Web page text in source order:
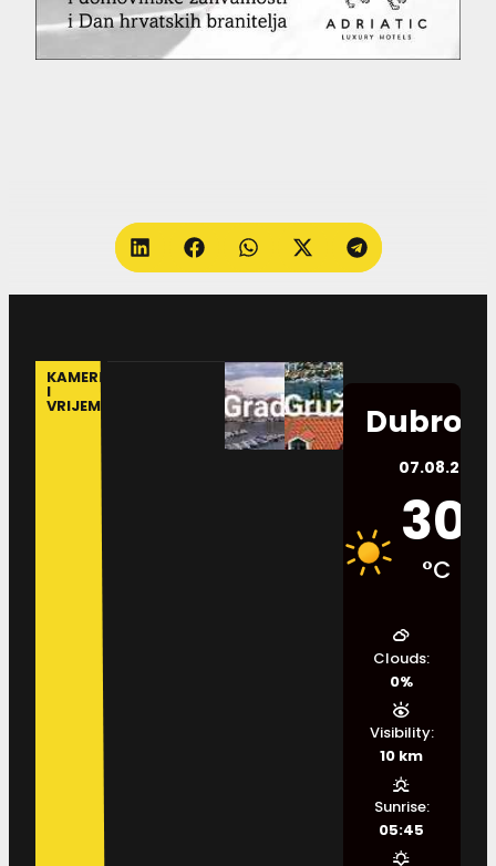
KAMERE
I
VRIJEME
07.08.2026.
30
°C
Clouds:
0%
Visibility:
10 km
Sunrise:
05:45